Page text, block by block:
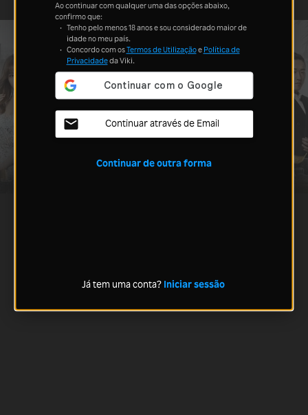
Ao continuar com qualquer uma das opções abaixo,
confirmo que:
Tenho pelo menos 18 anos e sou considerado maior de
idade no meu país.
Concordo com osTermos de Utilizaçãoe Política de
Privacidadeda Viki.
Continuar através de Email
Continuar de outra forma
Já tem uma conta? Iniciar sessão